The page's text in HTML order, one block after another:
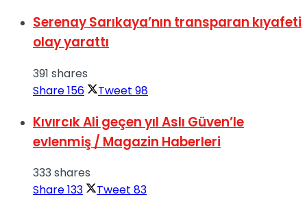
Serenay Sarıkaya’nın transparan kıyafeti
olay yarattı
391 shares
Share156 Tweet 98
Kıvırcık Ali geçen yıl Aslı Güven’le
evlenmiş / Magazin Haberleri
333 shares
Share133 Tweet 83